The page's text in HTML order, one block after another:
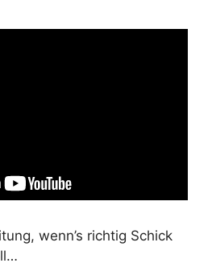
wenn’s richtig Schick